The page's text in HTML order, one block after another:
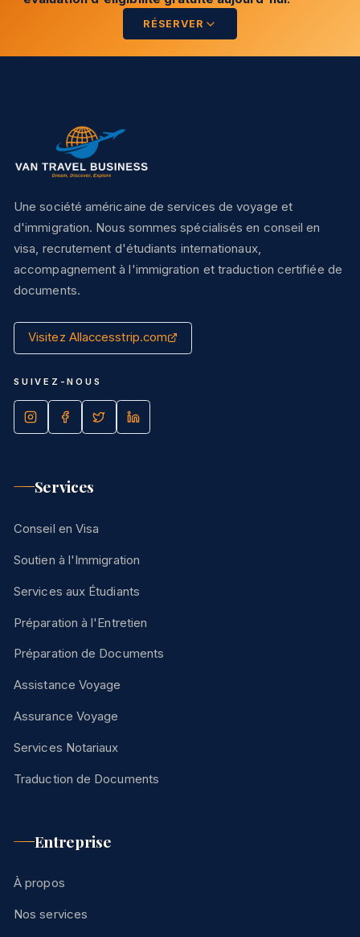
RÉSERVER
Une société américaine de services de voyage et
d'immigration. Nous sommes spécialisés en conseil en
visa, recrutement d'étudiants internationaux,
accompagnement à l'immigration et traduction certifiée de
documents.
Visitez Allaccesstrip.com
SUIVEZ-NOUS
Services
Conseil en Visa
Soutien à l'Immigration
Services aux Étudiants
Préparation à l'Entretien
Préparation de Documents
Assistance Voyage
Assurance Voyage
Services Notariaux
Traduction de Documents
Entreprise
À propos
Nos services